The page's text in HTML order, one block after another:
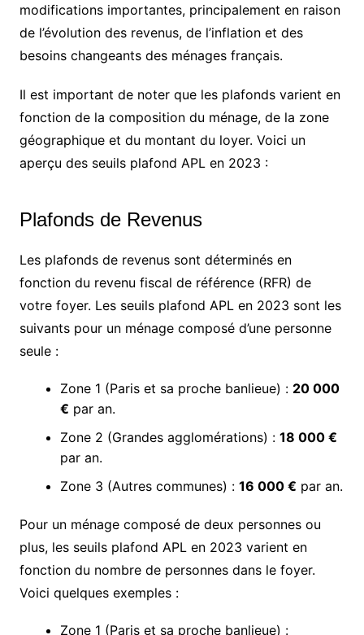
modifications importantes, principalement en raison
de l’évolution des revenus, de l’inflation et des
besoins changeants des ménages français.
Il est important de noter que les plafonds varient en
fonction de la composition du ménage, de la zone
géographique et du montant du loyer. Voici un
aperçu des seuils plafond APL en 2023 :
Plafonds de Revenus
Les plafonds de revenus sont déterminés en
fonction du revenu fiscal de référence (RFR) de
votre foyer. Les seuils plafond APL en 2023 sont les
suivants pour un ménage composé d’une personne
seule :
Zone 1 (Paris et sa proche banlieue) : 20 000
€ par an.
Zone 2 (Grandes agglomérations) : 18 000 €
par an.
Zone 3 (Autres communes) : 16 000 € par an.
Pour un ménage composé de deux personnes ou
plus, les seuils plafond APL en 2023 varient en
fonction du nombre de personnes dans le foyer.
Voici quelques exemples :
Zone 1 (Paris et sa proche banlieue) :